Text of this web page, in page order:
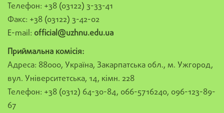
Телефон: +38 (03122) 3-33-41
Факс: +38 (03122) 3-42-02
E-mail: official@uzhnu.edu.ua
Приймальна комісія:
Адреса: 88000, Україна, Закарпатська обл., м. Ужгород,
вул. Університетська, 14, кімн. 228
Телефон: +38 (0312) 64-30-84, 066-5716240, 096-123-89-
67